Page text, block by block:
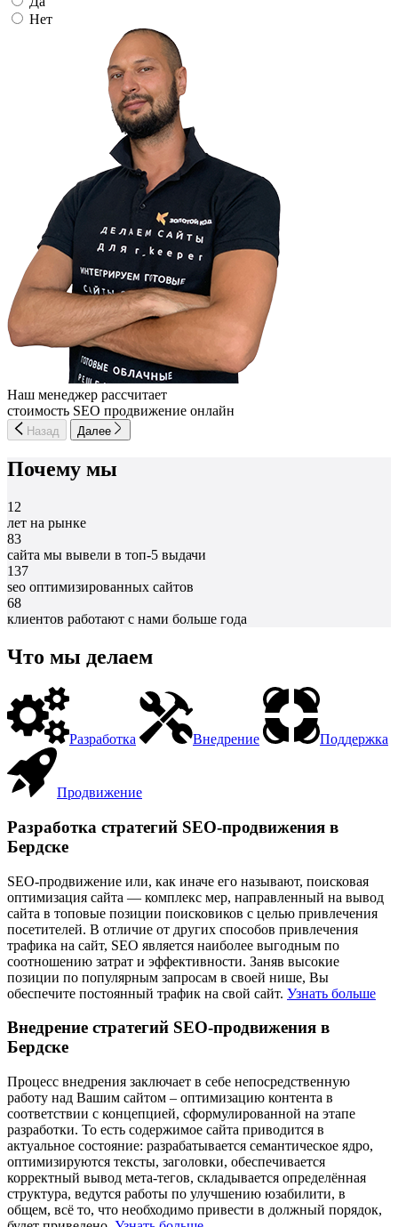
Нет
Наш менеджер рассчитает
стоимость SEO продвижение онлайн
Назад Далее
Почему мы
12
лет на рынке
83
сайта мы вывели в топ-5 выдачи
137
seo оптимизированных сайтов
68
клиентов работают с нами больше года
Что мы делаем
Разработка Внедрение Поддержка
Продвижение
Разработка стратегий SEO-продвижения в
Бердске
SEO-продвижение или, как иначе его называют, поисковая
оптимизация сайта — комплекс мер, направленный на вывод
сайта в топовые позиции поисковиков с целью привлечения
посетителей. В отличие от других способов привлечения
трафика на сайт, SEO является наиболее выгодным по
соотношению затрат и эффективности. Заняв высокие
позиции по популярным запросам в своей нише, Вы
обеспечите постоянный трафик на свой сайт. Узнать больше
Внедрение стратегий SEO-продвижения в
Бердске
Процесс внедрения заключает в себе непосредственную
работу над Вашим сайтом – оптимизацию контента в
соответствии с концепцией, сформулированной на этапе
разработки. То есть содержимое сайта приводится в
актуальное состояние: разрабатывается семантическое ядро,
оптимизируются тексты, заголовки, обеспечивается
корректный вывод мета-тегов, складывается определённая
структура, ведутся работы по улучшению юзабилити, в
общем, всё то, что необходимо привести в должный порядок,